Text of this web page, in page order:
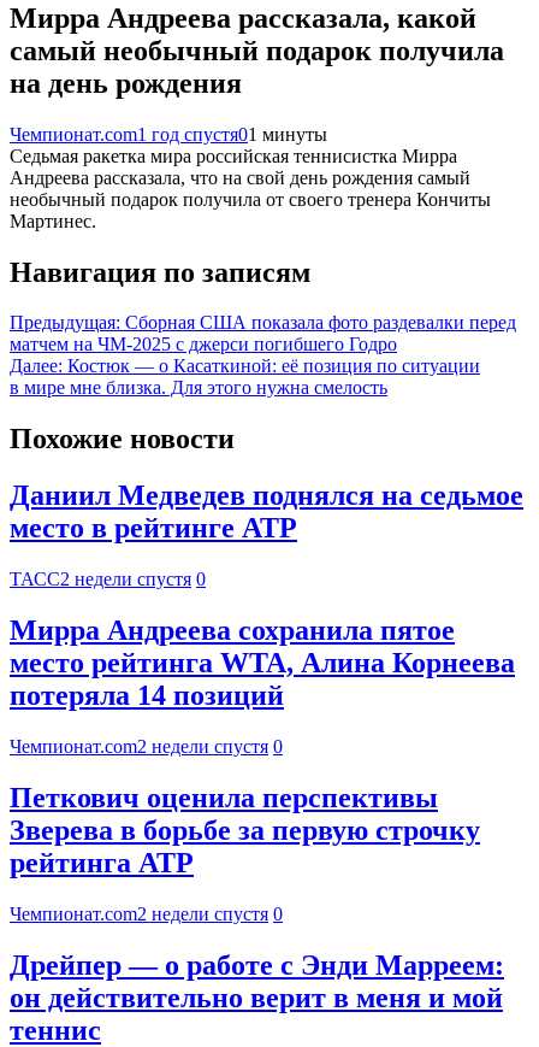
Мирра Андреева рассказала, какой
самый необычный подарок получила
на день рождения
Чемпионат.com1 год спустя01 минуты
Седьмая ракетка мира российская теннисистка Мирра
Андреева рассказала, что на свой день рождения самый
необычный подарок получила от своего тренера Кончиты
Мартинес.
Навигация по записям
Предыдущая: Сборная США показала фото раздевалки перед
матчем на ЧМ-2025 с джерси погибшего Годро
Далее: Костюк — о Касаткиной: её позиция по ситуации
в мире мне близка. Для этого нужна смелость
Похожие новости
Даниил Медведев поднялся на седьмое
место в рейтинге ATP
ТАСС2 недели спустя 0
Мирра Андреева сохранила пятое
место рейтинга WTA, Алина Корнеева
потеряла 14 позиций
Чемпионат.com2 недели спустя 0
Петкович оценила перспективы
Зверева в борьбе за первую строчку
рейтинга АТР
Чемпионат.com2 недели спустя 0
Дрейпер — о работе с Энди Марреем:
он действительно верит в меня и мой
теннис